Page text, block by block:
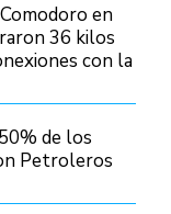
en
36 kilos
con la
de los
Petroleros